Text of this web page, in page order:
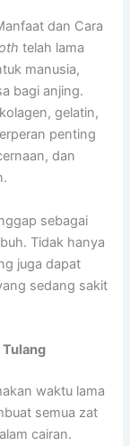
dan Cara
telah lama
manusia,
bagi anjing.
gelatin,
penting
dan
sebagai
Tidak hanya
juga dapat
sedang sakit
Tulang
waktu lama
semua zat
cairan.